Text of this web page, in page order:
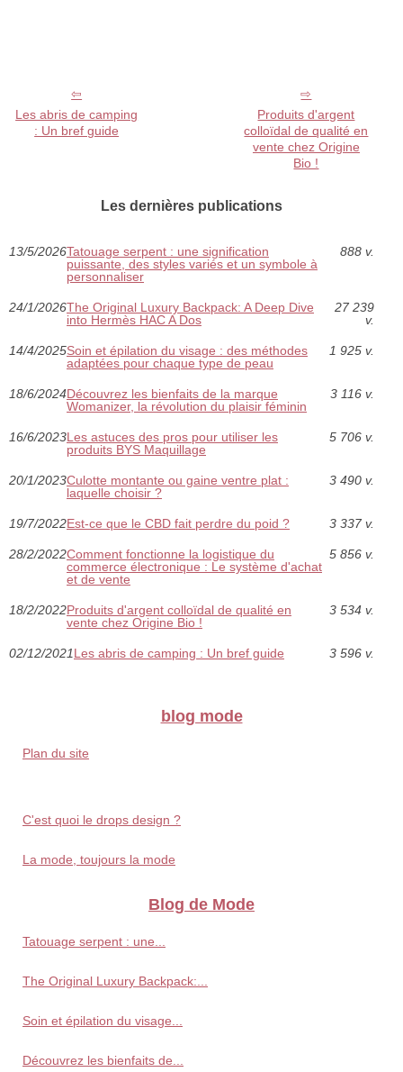
Les abris de camping
: Un bref guide
Produits d'argent
colloïdal de qualité en
vente chez Origine
Bio !
Les dernières publications
13/5/2026Tatouage serpent : une signification
puissante, des styles variés et un symbole à
personnaliser
888 v.
24/1/2026The Original Luxury Backpack: A Deep Dive
into Hermès HAC A Dos
27 239
v.
14/4/2025Soin et épilation du visage : des méthodes
adaptées pour chaque type de peau
1 925 v.
18/6/2024Découvrez les bienfaits de la marque
Womanizer, la révolution du plaisir féminin
3 116 v.
16/6/2023Les astuces des pros pour utiliser les
produits BYS Maquillage
5 706 v.
20/1/2023Culotte montante ou gaine ventre plat :
laquelle choisir ?
3 490 v.
19/7/2022Est-ce que le CBD fait perdre du poid ? 3 337 v.
28/2/2022Comment fonctionne la logistique du
commerce électronique : Le système d'achat
et de vente
5 856 v.
18/2/2022Produits d'argent colloïdal de qualité en
vente chez Origine Bio !
3 534 v.
02/12/2021Les abris de camping : Un bref guide 3 596 v.
blog mode
Plan du site
C'est quoi le drops design ?
La mode, toujours la mode
Blog de Mode
Tatouage serpent : une...
The Original Luxury Backpack:...
Soin et épilation du visage...
Découvrez les bienfaits de...